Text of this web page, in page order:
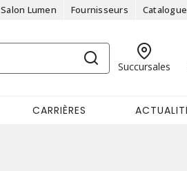
Salon Lumen Fournisseurs
Succursales
CARRIÈRES